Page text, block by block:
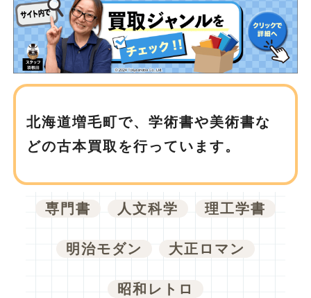
北海道増毛町で、学術書や美術書な
どの古本買取を行っています。
専門書 人文科学 理工学書
明治モダン 大正ロマン
昭和レトロ